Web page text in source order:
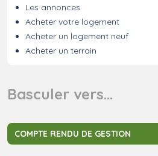
Les annonces
Acheter votre logement
Acheter un logement neuf
Acheter un terrain
Basculer vers…
COMPTE RENDU DE GESTION